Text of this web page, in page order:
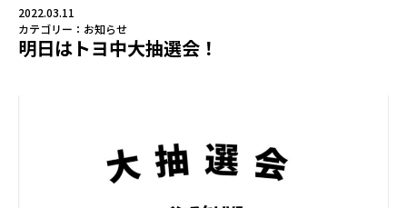
2022.03.11
カテゴリー： お知らせ
明日はトヨ中大抽選会！